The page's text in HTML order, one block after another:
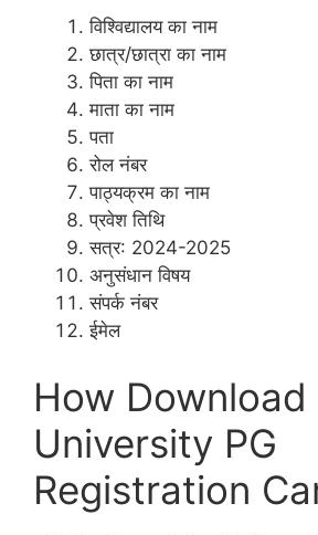
विश्विद्यालय का नाम
छात्र/छात्रा का नाम
पिता का नाम
माता का नाम
पता
रोल नंबर
पाठ्यक्रम का नाम
प्रवेश तिथि
सत्र: 2024-2025
अनुसंधान विषय
संपर्क नंबर
ईमेल
How Download
University PG
Registration